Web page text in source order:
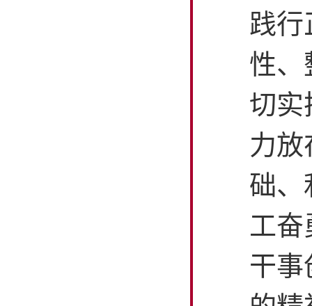
践行
性、
切实
力
础、
工奋
干事